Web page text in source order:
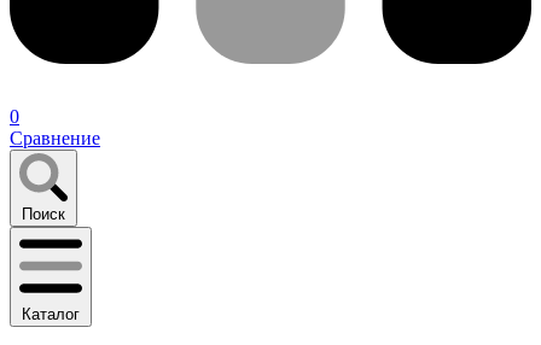
0
Сравнение
Поиск
Каталог